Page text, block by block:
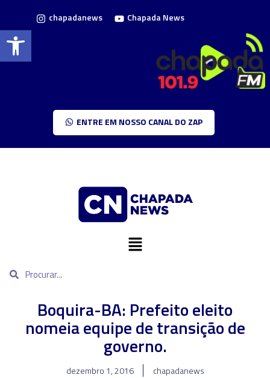
Barra de Ferramentas Aberta
chapadanews Chapada News
ENTRE EM NOSSO CANAL DO ZAP
Boquira-BA: Prefeito eleito
nomeia equipe de transição de
governo.
dezembro 1, 2016
chapadanews